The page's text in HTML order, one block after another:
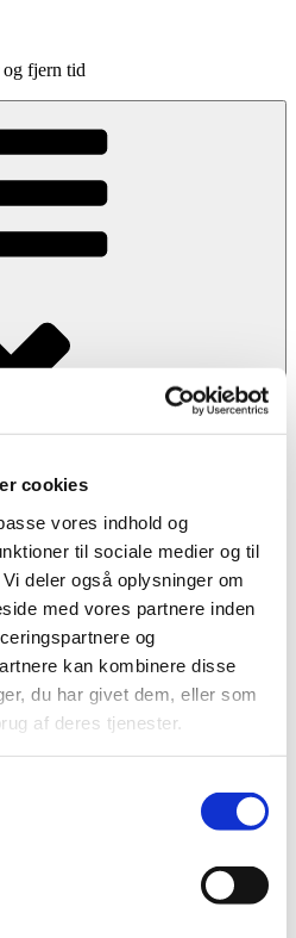
cookies
vores indhold og
til sociale medier og til
deler også oplysninger om
med vores partnere inden
og
kan kombinere disse
du har givet dem, eller som
af deres tjenester.
fjern tid
Search Button